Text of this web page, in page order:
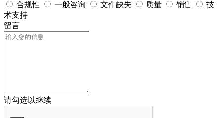
合规性
一般咨询 文件缺失 质量 销售
技
术支持
留言
请勾选以继续